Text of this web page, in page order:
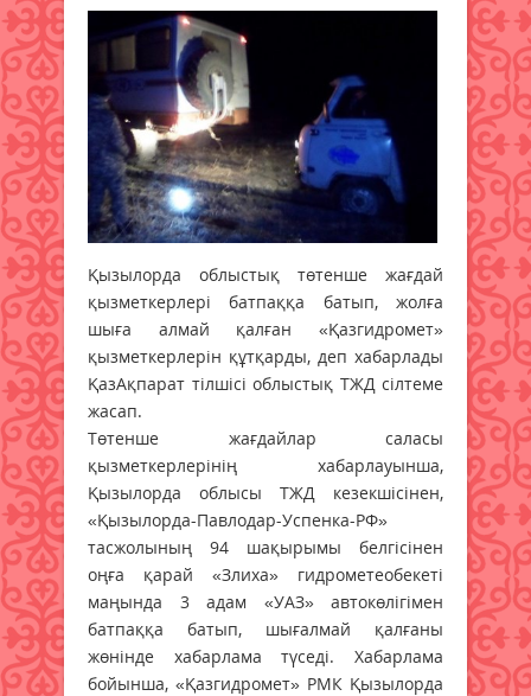
Қызылорда облыстық төтенше жағдай
қызметкерлері батпаққа батып, жолға
шыға алмай қалған «Қазгидромет»
қызметкерлерін құтқарды, деп хабарлады
ҚазАқпарат тілшісі облыстық ТЖД сілтеме
жасап.
Төтенше жағдайлар саласы
қызметкерлерінің хабарлауынша,
Қызылорда облысы ТЖД кезекшісінен,
«Қызылорда-Павлодар-Успенка-РФ»
тасжолының 94 шақырымы белгісінен
оңға қарай «Злиха» гидрометеобекеті
маңында 3 адам «УАЗ» автокөлігімен
батпаққа батып, шығалмай қалғаны
жөнінде хабарлама түседі. Хабарлама
бойынша, «Қазгидромет» РМК Қызылорда